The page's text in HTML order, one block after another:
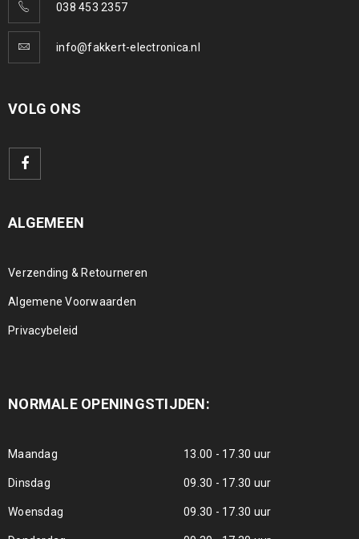
038 453 2357
info@fakkert-electronica.nl
VOLG ONS
ALGEMEEN
Verzending & Retourneren
Algemene Voorwaarden
Privacybeleid
NORMALE OPENINGSTIJDEN:
Maandag 13.00 - 17.30 uur
Dinsdag 09.30 - 17.30 uur
Woensdag 09.30 - 17.30 uur